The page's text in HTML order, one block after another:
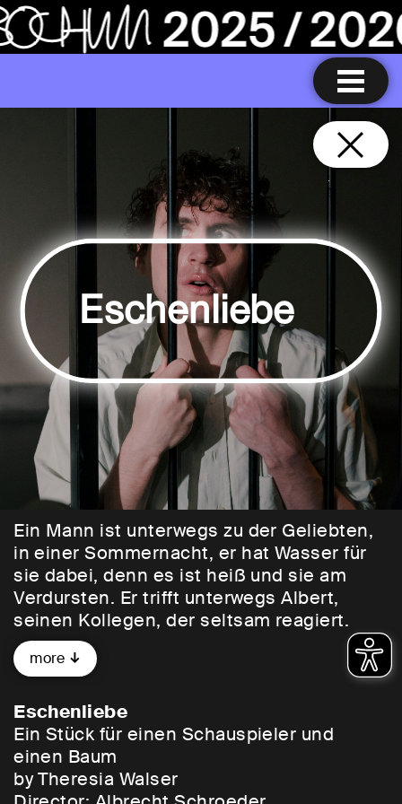
Eschenliebe
Ein Mann ist unterwegs zu der Geliebten,
in einer Sommernacht, er hat Wasser für
sie dabei, denn es ist heiß und sie am
Verdursten. Er trifft unterwegs Albert,
seinen Kollegen, der seltsam reagiert.
Doch was ist dabei, wenn man die Liebste
retten will, sich sehnt nach ihr? Nur weil es
Fühlen, ja das Begehren plötzlich falsch
sein? Wer entscheidet, was „normal“, was
„anders“ ist – zumal in einer Welt, die
außer Kontrolle geraten ist, in der die
more
Eschenliebe
Ein Stück für einen Schauspieler und
einen Baum
by Theresia Walser